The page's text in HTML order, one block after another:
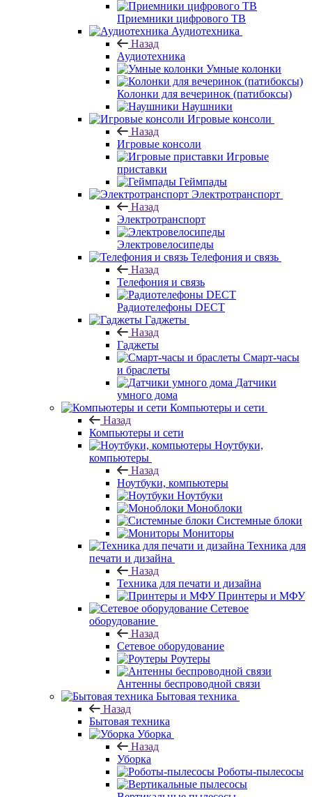
Приемники цифрового ТВ
Аудиотехника
Назад
Аудиотехника
Умные колонки
Колонки для вечеринок (патибоксы)
Наушники
Игровые консоли
Назад
Игровые консоли
Игровые
приставки
Геймпады
Электротранспорт
Назад
Электротранспорт
Электровелосипеды
Телефония и связь
Назад
Телефония и связь
Радиотелефоны DECT
Гаджеты
Назад
Гаджеты
Смарт-часы
и браслеты
Датчики
умного дома
Компьютеры и сети
Назад
Компьютеры и сети
Ноутбуки,
компьютеры
Назад
Ноутбуки, компьютеры
Ноутбуки
Моноблоки
Системные блоки
Мониторы
Техника для
печати и дизайна
Назад
Техника для печати и дизайна
Принтеры и МФУ
Сетевое
оборудование
Назад
Сетевое оборудование
Роутеры
Антенны беспроводной связи
Бытовая техника
Назад
Бытовая техника
Уборка
Назад
Уборка
Роботы-пылесосы